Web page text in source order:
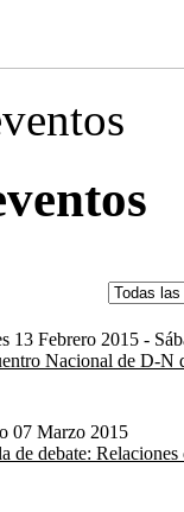
13 Febrero 2015 -
Nacional de D-N
07 Marzo 2015
de debate: